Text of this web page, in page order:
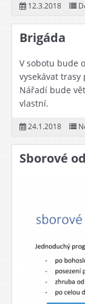
12.3.2018
Brigáda
V sobotu bude
vysekávat
Nářadí bude
vlastní.
24.1.2018
Sborové